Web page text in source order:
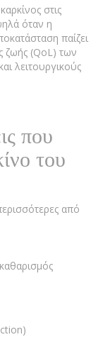
στις
όταν η
παίζει
ζωής (QoL) των
λειτουργικούς
που
του
από